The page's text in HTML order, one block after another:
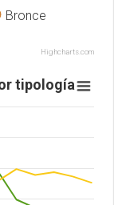
Bronce
Highcharts.com
tipología